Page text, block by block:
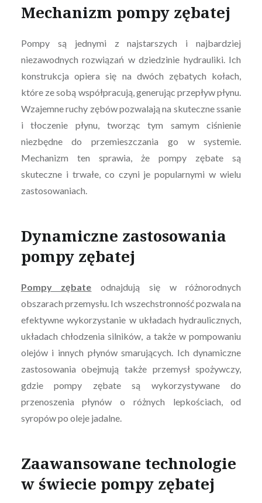
Mechanizm pompy zębatej
Pompy są jednymi z najstarszych i najbardziej
niezawodnych rozwiązań w dziedzinie hydrauliki. Ich
konstrukcja opiera się na dwóch zębatych kołach,
które ze sobą współpracują, generując przepływ płynu.
Wzajemne ruchy zębów pozwalają na skuteczne ssanie
i tłoczenie płynu, tworząc tym samym ciśnienie
niezbędne do przemieszczania go w systemie.
Mechanizm ten sprawia, że pompy zębate są
skuteczne i trwałe, co czyni je popularnymi w wielu
zastosowaniach.
Dynamiczne zastosowania
pompy zębatej
Pompy zębate odnajdują się w różnorodnych
obszarach przemysłu. Ich wszechstronność pozwala na
efektywne wykorzystanie w układach hydraulicznych,
układach chłodzenia silników, a także w pompowaniu
olejów i innych płynów smarujących. Ich dynamiczne
zastosowania obejmują także przemysł spożywczy,
gdzie pompy zębate są wykorzystywane do
przenoszenia płynów o różnych lepkościach, od
syropów po oleje jadalne.
Zaawansowane technologie
w świecie pompy zębatej